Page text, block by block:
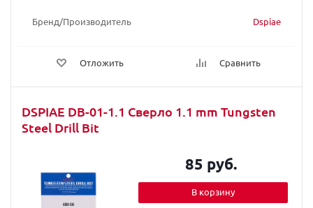
Бренд/Производитель Dspiae
Отложить Сравнить
DSPIAE DB-01-1.1 Сверло 1.1 mm Tungsten
Steel Drill Bit
85 руб.
В корзину